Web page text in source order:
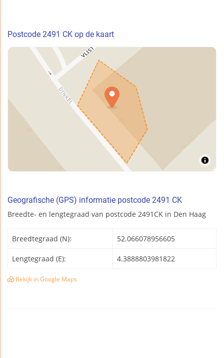
Postcode 2491 CK op de kaart
Geografische (GPS) informatie postcode 2491 CK
Breedte- en lengtegraad van postcode 2491CK in Den Haag
Breedtegraad (N): 52.066078956605
Lengtegraad (E): 4.3888803981822
Bekijk in Google Maps